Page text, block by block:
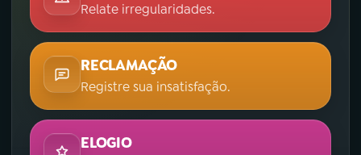
Relate irregularidades.
RECLAMAÇÃO
Registre sua insatisfação.
ELOGIO